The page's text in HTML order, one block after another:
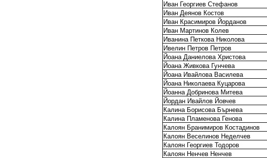
Иван Георгиев Стефанов
Иван Деянов Костов
Иван Красимиров Йорданов
Иван Мартинов Колев
Иванина Петкова Николова
Ивелин Петров Петров
Йоана Даниелова Христова
Йоана Живкова Гунчева
Йоана Ивайлова Василева
Йоана Николаева Куцарова
Йоанна Добринова Митева
Йордан Ивайлов Йовчев
Калина Борисова Бърнева
Калина Пламенова Генова
Калоян Бранимиров Костадинов
Калоян Веселинов Неделчев
Калоян Георгиев Тодоров
Калоян Ненчев Ненчев